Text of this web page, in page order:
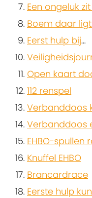
Een ongeluk
Boem daar
Eerst hulp bij...
Open kaart
112 renspel
Verbanddoos
Verbanddoos
EHBO-spullen
Knuffel EHBO
Brancardrace
Eerste hulp